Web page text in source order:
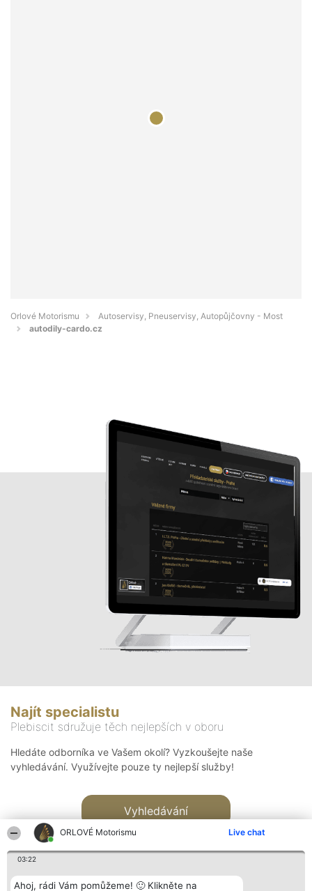
ORLOVÉ Motorismu Live chat
03:22
Ahoj, rádi Vám pomůžeme! 🙂 Klikněte na
Orlové Motorismu
Autoservisy, Pneuservisy, Autopůjčovny - Most
autodily-cardo.cz
Najít specialistu
Plebiscit sdružuje těch nejlepších v oboru
Hledáte odborníka ve Vašem okolí? Vyzkoušejte naše
vyhledávání. Využívejte pouze ty nejlepší služby!
Vyhledávání